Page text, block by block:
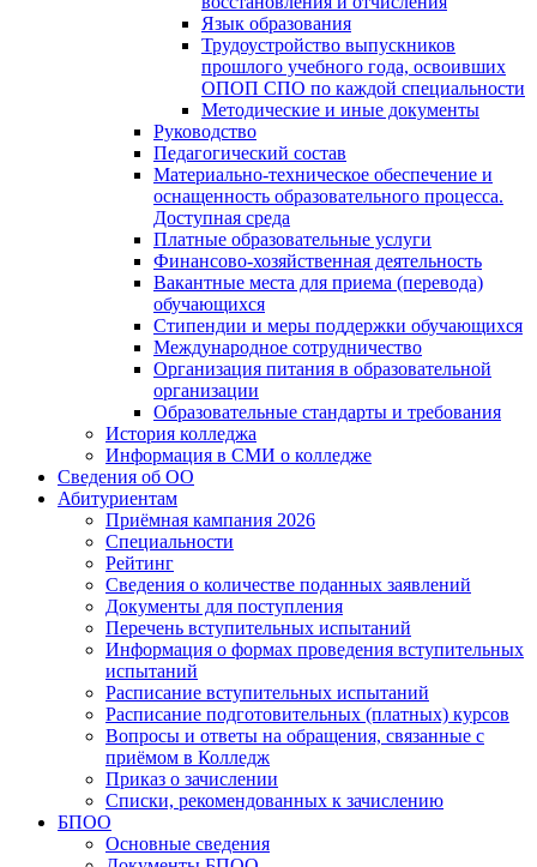
Язык образования
Трудоустройство выпускников
прошлого учебного года, освоивших
ОПОП СПО по каждой специальности
Методические и иные документы
Руководство
Педагогический состав
Материально-техническое обеспечение и
оснащенность образовательного процесса.
Доступная среда
Платные образовательные услуги
Финансово-хозяйственная деятельность
Вакантные места для приема (перевода)
обучающихся
Стипендии и меры поддержки обучающихся
Международное сотрудничество
Организация питания в образовательной
организации
Образовательные стандарты и требования
История колледжа
Информация в СМИ о колледже
Сведения об ОО
Абитуриентам
Приёмная кампания 2026
Специальности
Рейтинг
Сведения о количестве поданных заявлений
Документы для поступления
Перечень вступительных испытаний
Информация о формах проведения вступительных
испытаний
Расписание вступительных испытаний
Расписание подготовительных (платных) курсов
Вопросы и ответы на обращения, связанные с
приёмом в Колледж
Приказ о зачислении
Списки, рекомендованных к зачислению
БПОО
Основные сведения